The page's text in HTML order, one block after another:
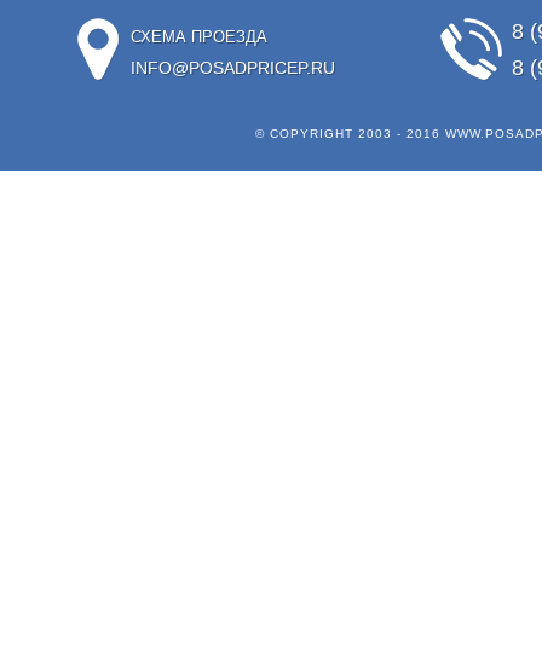
СХЕМА ПРОЕЗДА
INFO@POSADPRICEP.RU
8
8
© COPYRIGHT 2003 - 2016